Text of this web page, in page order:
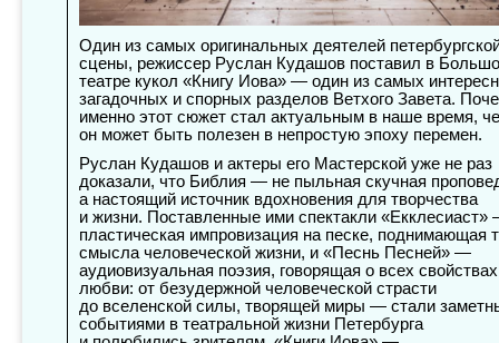
Один из самых оригинальных деятелей
сцены, режиссер Руслан Кудашов поставил в
театре кукол «Книгу Иова» — один из самых
загадочных и спорных разделов Ветхого Завета.
именно этот сюжет стал актуальным в наше время,
он может быть полезен в непростую эпоху перемен.
Руслан Кудашов и актеры его Мастерской уже не раз
доказали, что Библия — не пыльная скучная
а настоящий источник вдохновения для творчества
и жизни. Поставленные ими спектакли «Екклесиаст»
пластическая импровизация на песке, поднимающая
смысла человеческой жизни, и «Песнь Песней» —
аудиовизуальная поэзия, говорящая о всех свойствах
любви: от безудержной человеческой страсти
до вселенской силы, творящей миры — стали
событиями в театральной жизни Петербурга